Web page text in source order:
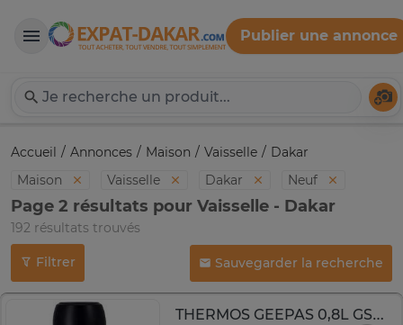
Expat-Dakar
Publier une annonce
Accueil Annonces Maison Vaisselle
Dakar
Maison
Vaisselle Dakar Neuf
Page 2 résultats pour Vaisselle - Dakar
192 résultats trouvés
Filtrer Sauvegarder la recherche
THERMOS GEEPAS 0,8L GSVF4116 NOIR